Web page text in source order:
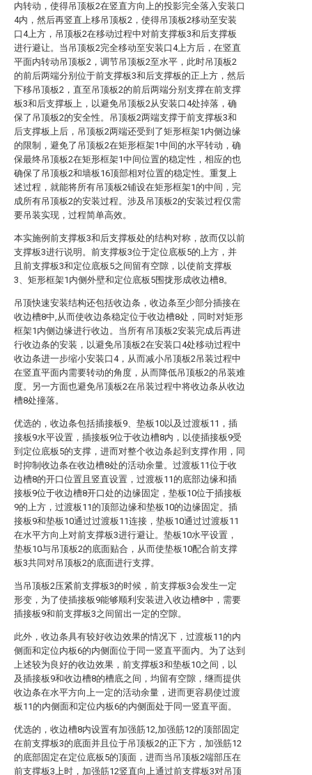
内转动，使得吊顶板2在竖直方向上的投影完全落入安装口
4内，然后再竖直上移吊顶板2，使得吊顶板2移动至安装
口4上方，吊顶板2在移动过程中对前支撑板3和后支撑板
进行避让。当吊顶板2完全移动至安装口4上方后，在竖直
平面内转动吊顶板2，调节吊顶板2至水平，此时吊顶板2
的前后两端分别位于前支撑板3和后支撑板的正上方，然后
下移吊顶板2，直至吊顶板2的前后两端分别支撑在前支撑
板3和后支撑板上，以避免吊顶板2从安装口4处掉落，确
保了吊顶板2的安全性。吊顶板2两端支撑于前支撑板3和
后支撑板上后，吊顶板2两端还受到了矩形框架1内侧边缘
的限制，避免了吊顶板2在矩形框架1中间的水平转动，确
保最终吊顶板2在矩形框架1中间位置的稳定性，相应的也
确保了吊顶板2和墙板16顶部相对位置的稳定性。重复上
述过程，就能将所有吊顶板2铺设在矩形框架1的中间，完
成所有吊顶板2的安装过程。涉及吊顶板2的安装过程仅需
要吊装实现，过程简单高效。
本实施例前支撑板3和后支撑板处的结构对称，故而仅以前
支撑板3进行说明。前支撑板3位于定位底板5的上方，并
且前支撑板3和定位底板5之间留有空隙，以使前支撑板
3、矩形框架1内侧外壁和定位底板5围拢形成收边槽8。
吊顶快速安装结构还包括收边条，收边条至少部分插接在
收边槽8中,从而使收边条稳定位于收边槽8处，同时对矩形
框架1内侧边缘进行收边。当所有吊顶板2安装完成后再进
行收边条的安装，以避免吊顶板2在安装口4处移动过程中
收边条进一步缩小安装口4，从而减小吊顶板2吊装过程中
在竖直平面内需要转动的角度，从而降低吊顶板2的吊装难
度。另一方面也避免吊顶板2在吊装过程中将收边条从收边
槽8处撞落。
优选的，收边条包括插接板9、垫板10以及过渡板11，插
接板9水平设置，插接板9位于收边槽8内，以使插接板9受
到定位底板5的支撑，进而对整个收边条起到支撑作用，同
时抑制收边条在收边槽8处的活动余量。过渡板11位于收
边槽8的开口位置且竖直设置，过渡板11的底部边缘和插
接板9位于收边槽8开口处的边缘固定，垫板10位于插接板
9的上方，过渡板11的顶部边缘和垫板10的边缘固定。插
接板9和垫板10通过过渡板11连接，垫板10通过过渡板11
在水平方向上对前支撑板3进行避让。垫板10水平设置，
垫板10与吊顶板2的底面贴合，从而使垫板10配合前支撑
板3共同对吊顶板2的底面进行支撑。
当吊顶板2压紧前支撑板3的时候，前支撑板3会发生一定
形变，为了使插接板9能够顺利安装进入收边槽8中，需要
插接板9和前支撑板3之间留出一定的空隙。
此外，收边条具有较好收边效果的情况下，过渡板11的内
侧面和定位内板6的内侧面位于同一竖直平面内。为了达到
上述较为良好的收边效果，前支撑板3和垫板10之间，以
及插接板9和收边槽8的槽底之间，均留有空隙，继而提供
收边条在水平方向上一定的活动余量，进而更容易使过渡
板11的内侧面和定位内板6的内侧面处于同一竖直平面。
优选的，收边槽8内设置有加强筋12,加强筋12的顶部固定
在前支撑板3的底面并且位于吊顶板2的正下方，加强筋12
的底部固定在定位底板5的顶面，进而当吊顶板2端部压在
前支撑板3上时，加强筋12竖直向上通过前支撑板3对吊顶